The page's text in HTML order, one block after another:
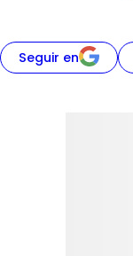
Seguir en